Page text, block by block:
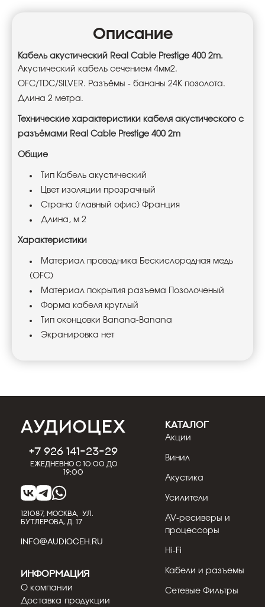
Описание
Кабель акустический Real Cable Prestige 400 2m.
Акустический кабель сечением 4мм2.
OFC/TDC/SILVER. Разъёмы - бананы 24К позолота.
Длина 2 метра.
Технические характеристики кабеля акустического с
разъёмами Real Cable Prestige 400 2m
Общие
Тип Кабель акустический
Цвет изоляции прозрачный
Страна (главный офис) Франция
Длина, м 2
Характеристики
Материал проводника Беcкислородная медь
(OFC)
Материал покрытия разъема Позолоченый
Форма кабеля круглый
Тип оконцовки Banana-Banana
Экранировка нет
+7 926 141-23-29
Ежедневно с 10:00 до
19:00
121087, МОСКВА, УЛ.
БУТЛЕРОВА, Д. 17
INFO@AUDIOCEH.RU
КАТАЛОГ
Акции
Винил
Акустика
Усилители
AV-ресиверы и
процессоры
Hi-Fi
Кабели и разъемы
Сетевые Фильтры
Информация
О компании
Доставка продукции